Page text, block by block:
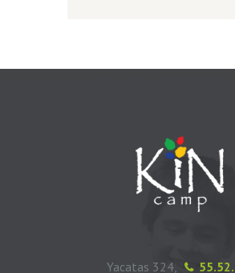
Yacatas 324,